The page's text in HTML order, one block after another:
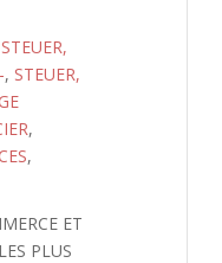
STEUER,
, STEUER,
,
,
ET
PLUS